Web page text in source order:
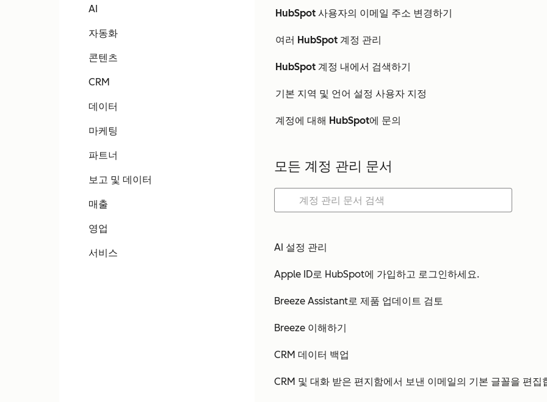
AI
자동화
콘텐츠
CRM
데이터
마케팅
파트너
보고 및 데이터
매출
영업
서비스
HubSpot 사용자의 이메일 주소 변경하기
여러 HubSpot 계정 관리
HubSpot 계정 내에서 검색하기
기본 지역 및 언어 설정 사용자 지정
계정에 대해 HubSpot에 문의
모든 계정 관리 문서
AI 설정 관리
Apple ID로 HubSpot에 가입하고 로그인하세요.
Breeze Assistant로 제품 업데이트 검토
Breeze 이해하기
CRM 데이터 백업
CRM 및 대화 받은 편지함에서 보낸 이메일의 기본 글꼴을 편집